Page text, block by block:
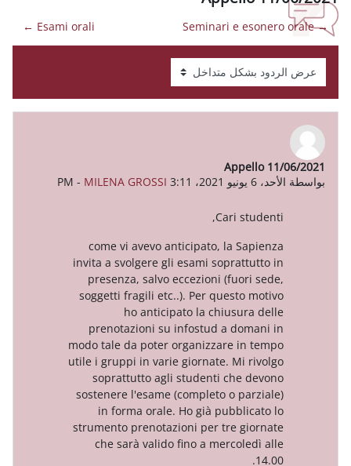
Esami orali ←
- MILENA GROSSI
come vi avevo anticipato, la
invita a svolgere gli esami
presenza, salvo eccezioni
soggetti fragili etc..). Per
ho anticipato la
prenotazioni su infostud a
modo tale da poter organizzare
utile i gruppi in varie giornate.
soprattutto agli studenti che
sostenere l'esame (completo o
in forma orale. Ho già
strumento prenotazioni per tre
che sarà valido fino a